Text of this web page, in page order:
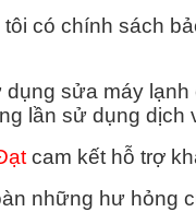
có chính sách
sửa máy lạnh
lần sử dụng dịch
cam kết hỗ trợ
những hư hỏng